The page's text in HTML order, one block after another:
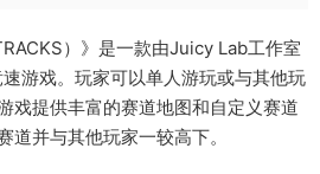
）》是一款由Juicy Lab工作室
游戏。玩家可以单人游玩或与其他玩
戏提供丰富的赛道地图和自定义赛道
道并与其他玩家一较高下。